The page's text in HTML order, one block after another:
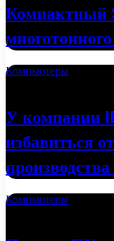
Компактный
Компьютеры
У компании
избавиться
Компьютеры